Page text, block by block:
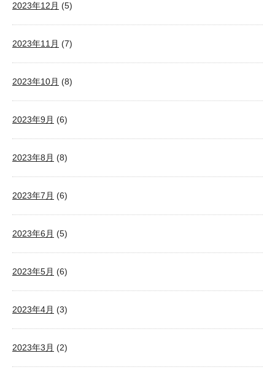
2023年12月 (5)
2023年11月 (7)
2023年10月 (8)
2023年9月 (6)
2023年8月 (8)
2023年7月 (6)
2023年6月 (5)
2023年5月 (6)
2023年4月 (3)
2023年3月 (2)